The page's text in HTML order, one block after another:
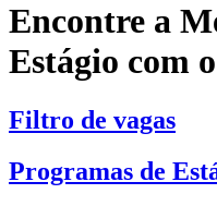
Encontre a
Estágio com
Filtro de vagas
Programas de